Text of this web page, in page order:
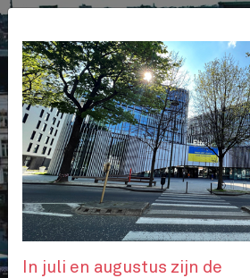
naar
de
inhoud
gaan
ADMINISTRATIEVE
AFSPRAAK
In juli en augustus zijn de